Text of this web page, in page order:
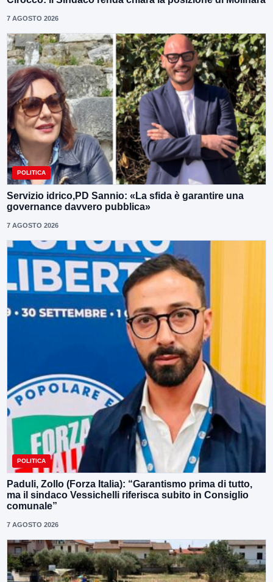
7 AGOSTO 2026
POLITICA
Servizio idrico,PD Sannio: «La sfida è garantire una
governance davvero pubblica»
7 AGOSTO 2026
POLITICA
Paduli, Zollo (Forza Italia): “Garantismo prima di tutto,
ma il sindaco Vessichelli riferisca subito in Consiglio
comunale”
7 AGOSTO 2026